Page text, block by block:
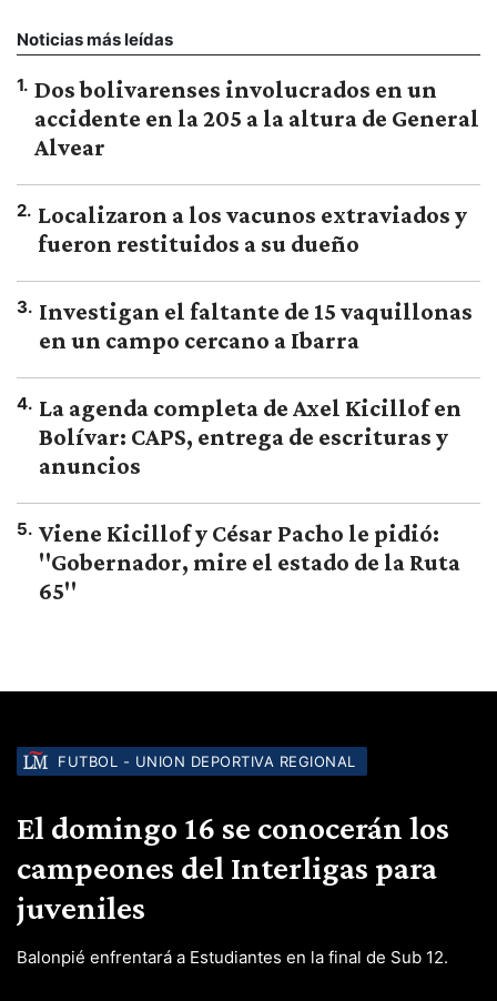
Noticias más leídas
1. Dos bolivarenses involucrados en un
accidente en la 205 a la altura de General
Alvear
2. Localizaron a los vacunos extraviados y
fueron restituidos a su dueño
3. Investigan el faltante de 15 vaquillonas
en un campo cercano a Ibarra
4. La agenda completa de Axel Kicillof en
Bolívar: CAPS, entrega de escrituras y
anuncios
5. Viene Kicillof y César Pacho le pidió:
"Gobernador, mire el estado de la Ruta
65"
FUTBOL - UNION DEPORTIVA REGIONAL
El domingo 16 se conocerán los
campeones del Interligas para
juveniles
Balonpié enfrentará a Estudiantes en la final de Sub 12.